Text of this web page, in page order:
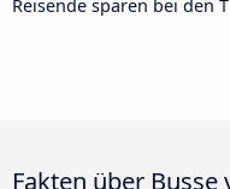
Reisende sparen bei den
Fakten über